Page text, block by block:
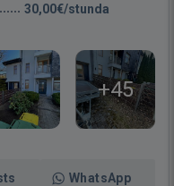
30,00€/stunda
+45
WhatsApp